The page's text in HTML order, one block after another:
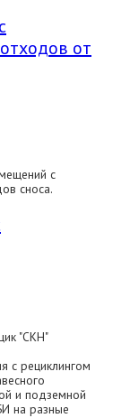
от
с
сноса.
"СКН"
с рециклингом
и подземной
на разные